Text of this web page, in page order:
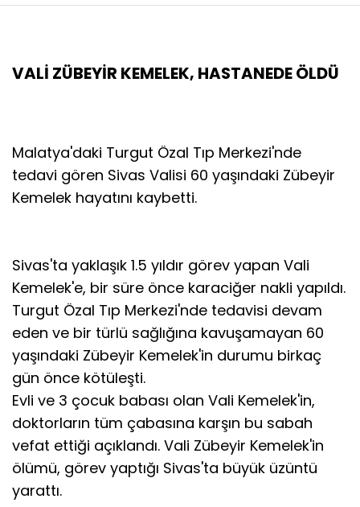
VALİ ZÜBEYİR KEMELEK, HASTANEDE ÖLDÜ
Malatya'daki Turgut Özal Tıp Merkezi'nde
tedavi gören Sivas Valisi 60 yaşındaki Zübeyir
Kemelek hayatını kaybetti.
Sivas'ta yaklaşık 1.5 yıldır görev yapan Vali
Kemelek'e, bir süre önce karaciğer nakli yapıldı.
Turgut Özal Tıp Merkezi'nde tedavisi devam
eden ve bir türlü sağlığına kavuşamayan 60
yaşındaki Zübeyir Kemelek'in durumu birkaç
gün önce kötüleşti.
Evli ve 3 çocuk babası olan Vali Kemelek'in,
doktorların tüm çabasına karşın bu sabah
vefat ettiği açıklandı. Vali Zübeyir Kemelek'in
ölümü, görev yaptığı Sivas'ta büyük üzüntü
yarattı.